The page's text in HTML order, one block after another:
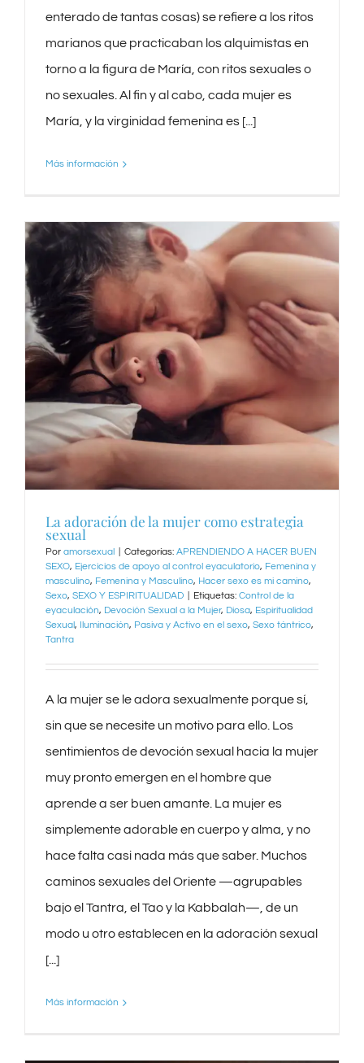
enterado de tantas cosas) se refiere a los ritos
marianos que practicaban los alquimistas en
torno a la figura de María, con ritos sexuales o
no sexuales. Al fin y al cabo, cada mujer es
María, y la virginidad femenina es [...]
Más información
La adoración de la mujer como estrategia
sexual
Por amorsexual Categorías: APRENDIENDO A HACER BUEN
SEXO, Ejercicios de apoyo al control eyaculatorio, Femenina y
masculino, Femenina y Masculino, Hacer sexo es mi camino,
Sexo, SEXO Y ESPIRITUALIDAD Etiquetas: Control de la
eyaculación, Devoción Sexual a la Mujer, Diosa, Espiritualidad
Sexual, Iluminación, Pasiva y Activo en el sexo, Sexo tántrico,
Tantra
A la mujer se le adora sexualmente porque sí,
sin que se necesite un motivo para ello. Los
sentimientos de devoción sexual hacia la mujer
muy pronto emergen en el hombre que
aprende a ser buen amante. La mujer es
simplemente adorable en cuerpo y alma, y no
hace falta casi nada más que saber. Muchos
caminos sexuales del Oriente —agrupables
bajo el Tantra, el Tao y la Kabbalah—, de un
modo u otro establecen en la adoración sexual
[...]
Más información